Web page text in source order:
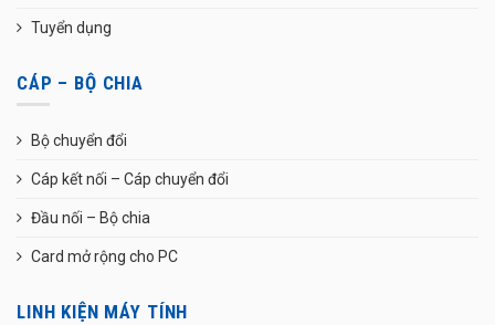
Tuyển dụng
CÁP – BỘ CHIA
Bộ chuyển đổi
Cáp kết nối – Cáp chuyển đổi
Đầu nối – Bộ chia
Card mở rộng cho PC
LINH KIỆN MÁY TÍNH